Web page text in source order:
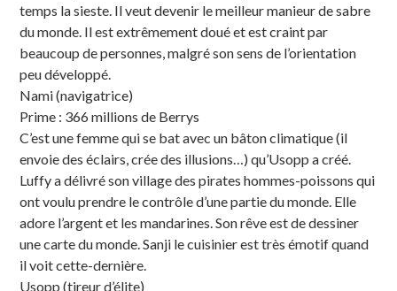
temps la sieste. Il veut devenir le meilleur manieur de sabre
du monde. Il est extrêmement doué et est craint par
beaucoup de personnes, malgré son sens de l’orientation
peu développé.
Nami (navigatrice)
Prime : 366 millions de Berrys
C’est une femme qui se bat avec un bâton climatique (il
envoie des éclairs, crée des illusions…) qu’Usopp a créé.
Luffy a délivré son village des pirates hommes-poissons qui
ont voulu prendre le contrôle d’une partie du monde. Elle
adore l’argent et les mandarines. Son rêve est de dessiner
une carte du monde. Sanji le cuisinier est très émotif quand
il voit cette-dernière.
Usopp (tireur d’élite)